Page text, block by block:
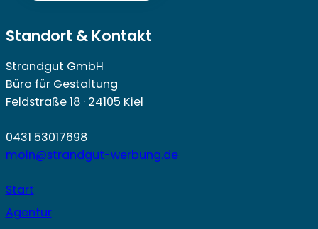
Standort & Kontakt
Strandgut GmbH
Büro für Gestaltung
Feldstraße 18 · 24105 Kiel
0431 53017698
moin@strandgut-werbung.de
Start
Agentur